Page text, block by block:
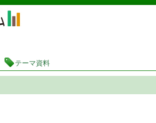
岡山県立図書館 蔵書検索・予約システム
テーマ資料